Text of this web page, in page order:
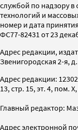
службой по надзору
технологий и
номер и дата
ФС77-82431 от 23
Адрес редакции,
Звенигородская 2-я, д.
Адрес редакции:
13, стр. 15, эт. 4, пом.
Главный редактор:
Адрес электронной